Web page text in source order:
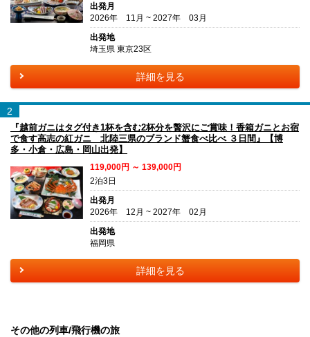
出発月
2026年 11月 ~ 2027年 03月
出発地
埼玉県 東京23区
詳細を見る
2
『越前ガニはタグ付き1杯を含む2杯分を贅沢にご賞味！香箱ガニとお宿
で食す高志の紅ガニ 北陸三県のブランド蟹食べ比べ ３日間』【博
多・小倉・広島・岡山出発】
119,000円 ～ 139,000円
2泊3日
出発月
2026年 12月 ~ 2027年 02月
出発地
福岡県
詳細を見る
その他の列車/飛行機の旅